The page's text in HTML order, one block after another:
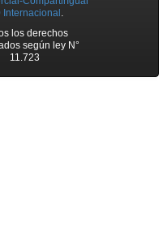
Internacional .
los derechos
según ley N°
11.723